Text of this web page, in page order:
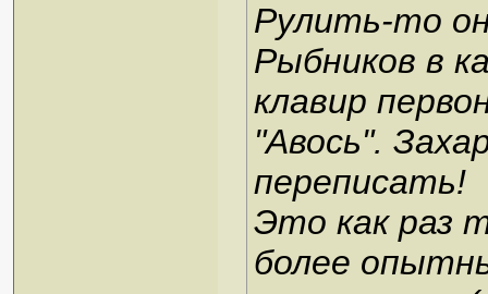
Рулить-то
Рыбников в
клавир
"Авось".
переписать!
Это как раз
более